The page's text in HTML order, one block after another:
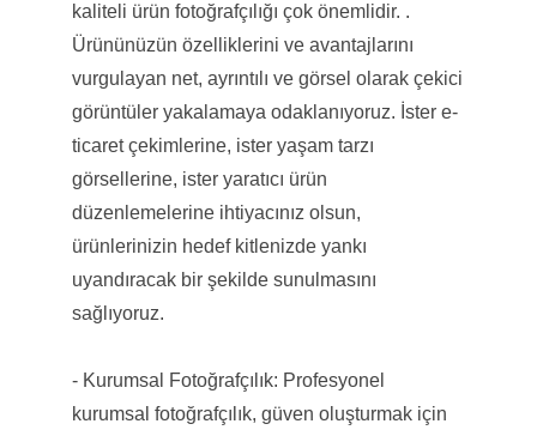
kaliteli ürün fotoğrafçılığı çok önemlidir. .
Ürününüzün özelliklerini ve avantajlarını
vurgulayan net, ayrıntılı ve görsel olarak çekici
görüntüler yakalamaya odaklanıyoruz. İster e-
ticaret çekimlerine, ister yaşam tarzı
görsellerine, ister yaratıcı ürün
düzenlemelerine ihtiyacınız olsun,
ürünlerinizin hedef kitlenizde yankı
uyandıracak bir şekilde sunulmasını
sağlıyoruz.
- Kurumsal Fotoğrafçılık: Profesyonel
kurumsal fotoğrafçılık, güven oluşturmak için